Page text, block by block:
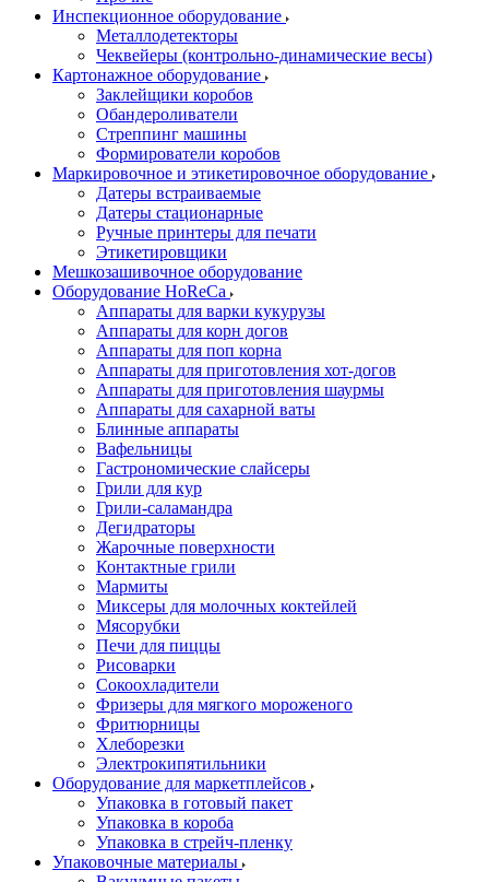
Инспекционное оборудование
Металлодетекторы
Чеквейеры (контрольно-динамические весы)
Картонажное оборудование
Заклейщики коробов
Обандероливатели
Стреппинг машины
Формирователи коробов
Маркировочное и этикетировочное оборудование
Датеры встраиваемые
Датеры стационарные
Ручные принтеры для печати
Этикетировщики
Мешкозашивочное оборудование
Оборудование HoReCa
Аппараты для варки кукурузы
Аппараты для корн догов
Аппараты для поп корна
Аппараты для приготовления хот-догов
Аппараты для приготовления шаурмы
Аппараты для сахарной ваты
Блинные аппараты
Вафельницы
Гастрономические слайсеры
Грили для кур
Грили-саламандра
Дегидраторы
Жарочные поверхности
Контактные грили
Мармиты
Миксеры для молочных коктейлей
Мясорубки
Печи для пиццы
Рисоварки
Сокоохладители
Фризеры для мягкого мороженого
Фритюрницы
Хлеборезки
Электрокипятильники
Оборудование для маркетплейсов
Упаковка в готовый пакет
Упаковка в короба
Упаковка в стрейч-пленку
Упаковочные материалы